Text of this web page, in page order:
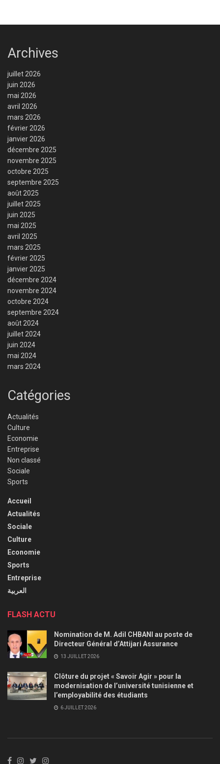
Archives
juillet 2026
juin 2026
mai 2026
avril 2026
mars 2026
février 2026
janvier 2026
décembre 2025
novembre 2025
octobre 2025
septembre 2025
août 2025
juillet 2025
juin 2025
mai 2025
avril 2025
mars 2025
février 2025
janvier 2025
décembre 2024
novembre 2024
octobre 2024
septembre 2024
août 2024
juillet 2024
juin 2024
mai 2024
mars 2024
Catégories
Actualités
Culture
Economie
Entreprise
Non classé
Sociale
Sports
Accueil
Actualités
Sociale
Culture
Economie
Sports
Entreprise
العربية
FLASH ACTU
Nomination de M. Adil CHBANI au poste de
Directeur Général d’Attijari Assurance
13 JUILLET 2026
Clôture du projet « Savoir Agir » pour la
modernisation de l’université tunisienne et
l’employabilité des étudiants
6 JUILLET 2026